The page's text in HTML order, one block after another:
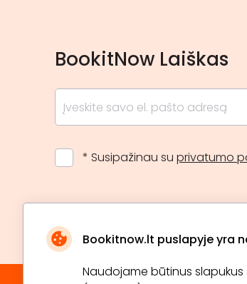
Bookitnow.lt puslapyje yra
Naudojame būtinus
BookitNow Laiškas
* Susipažinau su privatumo